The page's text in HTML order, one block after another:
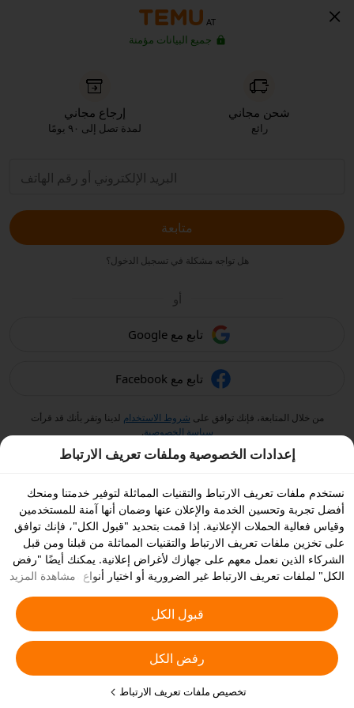
AT
جميع البيانات مؤمنة
شحن مجاني
رائع
إرجاع مجاني
لمدة تصل إلى ٩٠ يومًا
متابعة
هل تواجه مشكلة في تسجيل الدخول؟
أو
تابع مع Google
تابع مع Facebook
من خلال المتابعة، فإنك توافق على شروط الاستخدام لدينا وتقر بأنك قد قرأت
سياسة الخصوصية.
إعدادات الخصوصية وملفات تعريف الارتباط
نستخدم ملفات تعريف الارتباط والتقنيات المماثلة لتوفير خدمتنا ومنحك
أفضل تجربة وتحسين الخدمة والإعلان عنها وضمان أنها آمنة للمستخدمين
وقياس فعالية الحملات الإعلانية. إذا قمت بتحديد "قبول الكل"، فإنك توافق
على تخزين ملفات تعريف الارتباط والتقنيات المماثلة من قبلنا ومن قبل
الشركاء الذين نعمل معهم على جهازك لأغراض إعلانية. يمكنك أيضًا "رفض
الكل" لملفات تعريف الارتباط غير الضرورية أو اختيار أنواع ملفات تعريف
تعريف الارتباط" أدناه أو في أي وقت من إعدادات الخصوصية الخاصة بك.
يمكنك الاطلاع على
سياسة ملفات تعريف الارتباط والتقنيات المشابهة
للحصول على المزيد من التفاصيل.
مشاهدة المزيد
قبول الكل
رفض الكل
تخصيص ملفات تعريف الارتباط